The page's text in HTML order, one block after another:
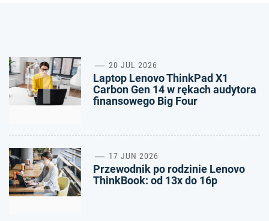
1 20 JUL 2026
Laptop Lenovo ThinkPad X1
Carbon Gen 14 w rękach audytora
finansowego Big Four
2 17 JUN 2026
Przewodnik po rodzinie Lenovo
ThinkBook: od 13x do 16p